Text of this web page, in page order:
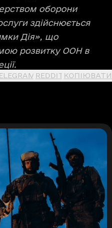
оборони
здійснюється
Дія», що
розвитку ООН в
REDDIT КОПІЮВАТИ